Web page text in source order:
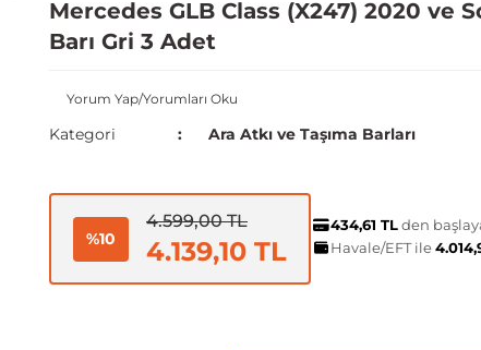
Mercedes GLB Class (X247) 2020 ve
Barı Gri 3 Adet
Yorum Yap/Yorumları Oku
Kategori Ara Atkı ve Taşıma Barları
%10
4.599,00 TL
4.139,10 TL
434,61 TLden
Havale/EFT ile